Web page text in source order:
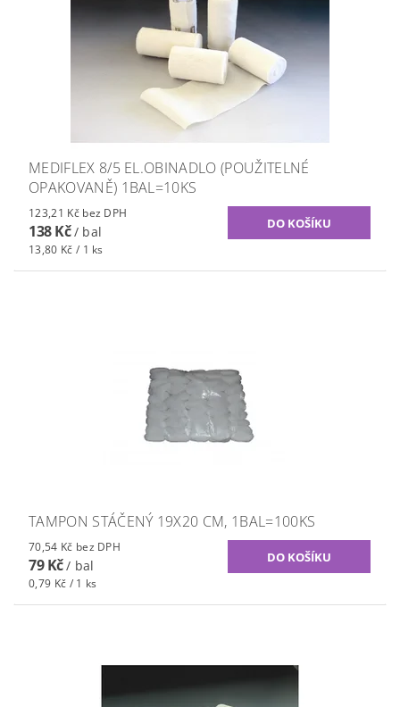
MEDIFLEX 8/5 EL.OBINADLO (POUŽITELNÉ
OPAKOVANĚ) 1BAL=10KS
123,21 Kč bez DPH
138 Kč/ bal
13,80 Kč / 1 ks
TAMPON STÁČENÝ 19X20 CM, 1BAL=100KS
70,54 Kč bez DPH
79 Kč/ bal
0,79 Kč / 1 ks